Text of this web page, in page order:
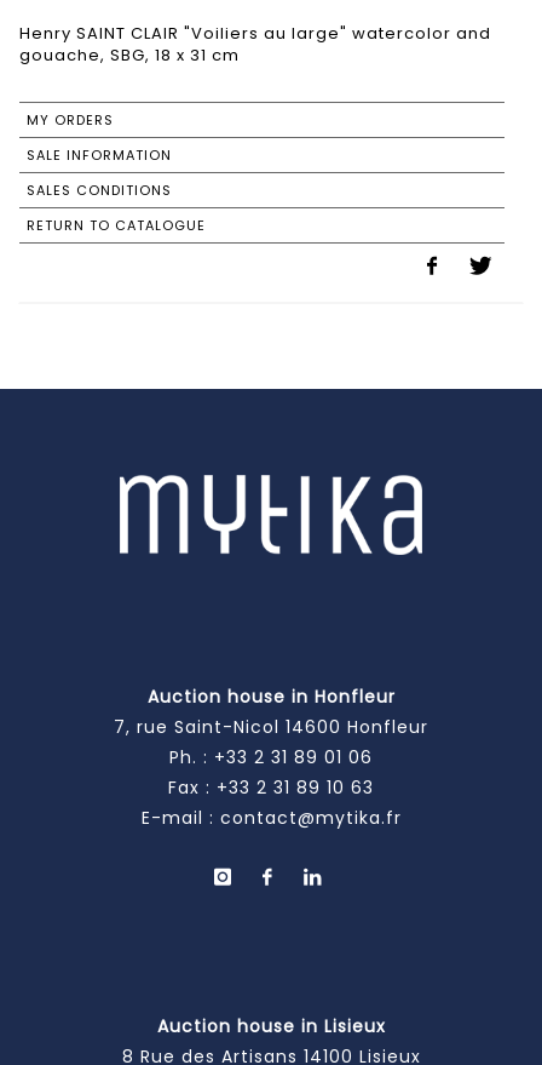
Henry SAINT CLAIR "Voiliers au large" watercolor and
gouache, SBG, 18 x 31 cm
MY ORDERS
SALE INFORMATION
SALES CONDITIONS
RETURN TO CATALOGUE
Auction house in Honfleur
7, rue Saint-Nicol 14600 Honfleur
Ph. : +33 2 31 89 01 06
Fax : +33 2 31 89 10 63
E-mail : contact@mytika.fr
Auction house in Lisieux
8 Rue des Artisans 14100 Lisieux